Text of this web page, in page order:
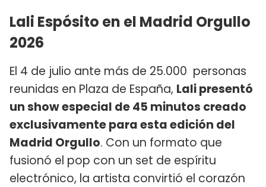
Lali Espósito en el Madrid Orgullo
2026
El 4 de julio ante más de 25.000 personas
reunidas en Plaza de España, Lali presentó
un show especial de 45 minutos creado
exclusivamente para esta edición del
Madrid Orgullo. Con un formato que
fusionó el pop con un set de espíritu
electrónico, la artista convirtió el corazón